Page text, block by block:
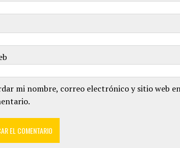
mi nombre, correo electrónico y sitio web